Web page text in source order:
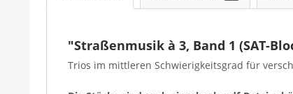
"Straßenmusik à 3, Band 1 (SAT-
Trios im mittleren Schwierigkeitsgrad für